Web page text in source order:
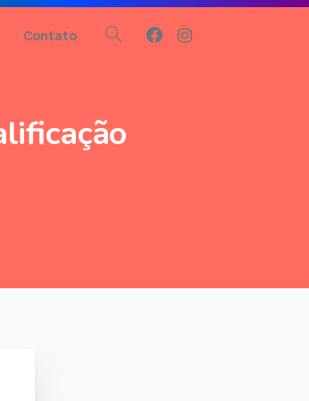
Contato
Procurar